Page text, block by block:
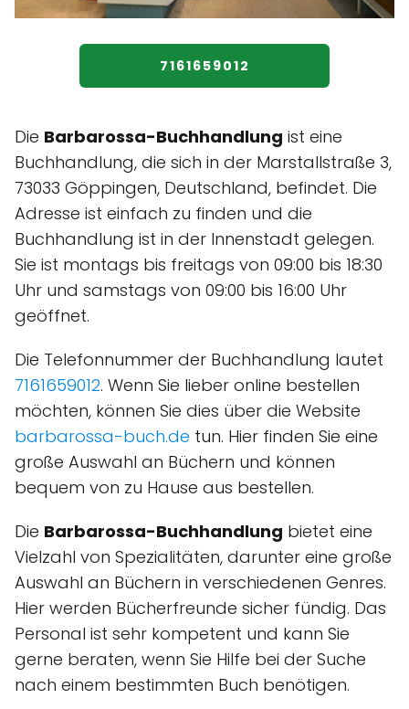
7161659012
Die Barbarossa-Buchhandlung ist eine
Buchhandlung, die sich in der Marstallstraße 3,
73033 Göppingen, Deutschland, befindet. Die
Adresse ist einfach zu finden und die
Buchhandlung ist in der Innenstadt gelegen.
Sie ist montags bis freitags von 09:00 bis 18:30
Uhr und samstags von 09:00 bis 16:00 Uhr
geöffnet.
Die Telefonnummer der Buchhandlung lautet
7161659012. Wenn Sie lieber online bestellen
möchten, können Sie dies über die Website
barbarossa-buch.de tun. Hier finden Sie eine
große Auswahl an Büchern und können
bequem von zu Hause aus bestellen.
Die Barbarossa-Buchhandlung bietet eine
Vielzahl von Spezialitäten, darunter eine große
Auswahl an Büchern in verschiedenen Genres.
Hier werden Bücherfreunde sicher fündig. Das
Personal ist sehr kompetent und kann Sie
gerne beraten, wenn Sie Hilfe bei der Suche
nach einem bestimmten Buch benötigen.